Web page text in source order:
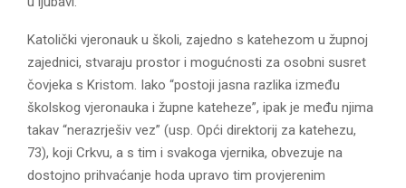
Katolički vjeronauk u školi, zajedno s katehezom u župnoj
zajednici, stvaraju prostor i mogućnosti za osobni susret
čovjeka s Kristom. Iako “postoji jasna razlika između
školskog vjeronauka i župne kateheze”, ipak je među njima
takav “nerazrješiv vez” (usp. Opći direktorij za katehezu,
73), koji Crkvu, a s tim i svakoga vjernika, obvezuje na
dostojno prihvaćanje hoda upravo tim provjerenim